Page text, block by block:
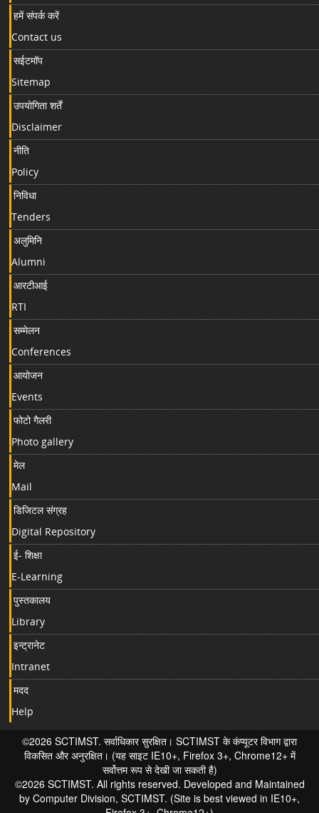
हमें संपर्क करें
Contact us
सईटमॉप
Sitemap
उपयोगिता शर्तें
Disclaimer
नीति
Policy
निविधा
Tenders
अलुमिनि
Alumni
आरटीआई
RTI
सम्मेलन
Conferences
आयोजन
Events
फोटो गैलरी
Photo gallery
मेल
Mail
डिजिटल संग्रह
Digital Repository
ई- शिक्षा
E-Learning
पुस्तकालय
Library
इन्ट्रानेट
Intranet
मदद
Help
©2026 SCTIMST. सर्वाधिकार सुरक्षित। SCTIMST के कंप्यूटर विभाग द्वारा
विकसित और अनुरक्षित। (यह साइट IE10+, Firefox 3+, Chrome12+ में
सर्वोत्तम रूप से देखी जा सकती है)
©2026 SCTIMST. All rights reserved. Developed and Maintained
by Computer Division, SCTIMST. (Site is best viewed in IE10+,